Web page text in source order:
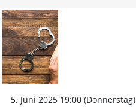
5. Juni 2025 19:00 (Donnerstag)